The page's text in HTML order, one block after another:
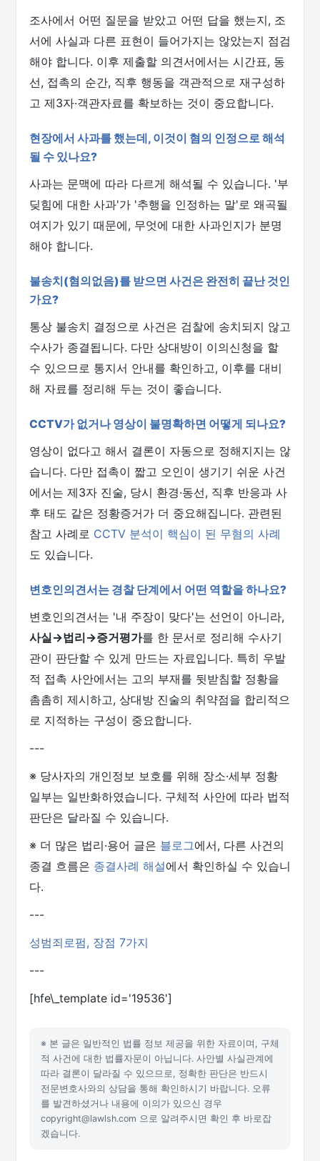
조사에서 어떤 질문을 받았고 어떤 답을 했는지, 조
서에 사실과 다른 표현이 들어가지는 않았는지 점검
해야 합니다. 이후 제출할 의견서에서는 시간표, 동
선, 접촉의 순간, 직후 행동을 객관적으로 재구성하
고 제3자·객관자료를 확보하는 것이 중요합니다.
현장에서 사과를 했는데, 이것이 혐의 인정으로 해석
될 수 있나요?
사과는 문맥에 따라 다르게 해석될 수 있습니다. '부
딪힘에 대한 사과'가 '추행을 인정하는 말'로 왜곡될
여지가 있기 때문에, 무엇에 대한 사과인지가 분명
해야 합니다.
불송치(혐의없음)를 받으면 사건은 완전히 끝난 것인
가요?
통상 불송치 결정으로 사건은 검찰에 송치되지 않고
수사가 종결됩니다. 다만 상대방이 이의신청을 할
수 있으므로 통지서 안내를 확인하고, 이후를 대비
해 자료를 정리해 두는 것이 좋습니다.
CCTV가 없거나 영상이 불명확하면 어떻게 되나요?
영상이 없다고 해서 결론이 자동으로 정해지지는 않
습니다. 다만 접촉이 짧고 오인이 생기기 쉬운 사건
에서는 제3자 진술, 당시 환경·동선, 직후 반응과 사
후 태도 같은 정황증거가 더 중요해집니다. 관련된
참고 사례로 CCTV 분석이 핵심이 된 무혐의 사례
도 있습니다.
변호인의견서는 경찰 단계에서 어떤 역할을 하나요?
변호인의견서는 '내 주장이 맞다'는 선언이 아니라,
사실→법리→증거평가를 한 문서로 정리해 수사기
관이 판단할 수 있게 만드는 자료입니다. 특히 우발
적 접촉 사안에서는 고의 부재를 뒷받침할 정황을
촘촘히 제시하고, 상대방 진술의 취약점을 합리적으
로 지적하는 구성이 중요합니다.
---
※ 당사자의 개인정보 보호를 위해 장소·세부 정황
일부는 일반화하였습니다. 구체적 사안에 따라 법적
판단은 달라질 수 있습니다.
※ 더 많은 법리·용어 글은 블로그에서, 다른 사건의
종결 흐름은 종결사례 해설에서 확인하실 수 있습니
다.
---
성범죄로펌, 장점 7가지
---
[hfe\_template id='19536']
※ 본 글은 일반적인 법률 정보 제공을 위한 자료이며, 구체
적 사건에 대한 법률자문이 아닙니다. 사안별 사실관계에
따라 결론이 달라질 수 있으므로, 정확한 판단은 반드시
전문변호사와의 상담을 통해 확인하시기 바랍니다. 오류
를 발견하셨거나 내용에 이의가 있으신 경우
copyright@lawlsh.com 으로 알려주시면 확인 후 바로잡
겠습니다.